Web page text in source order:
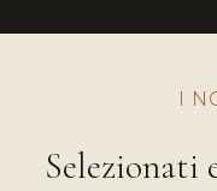
I
Selezionati